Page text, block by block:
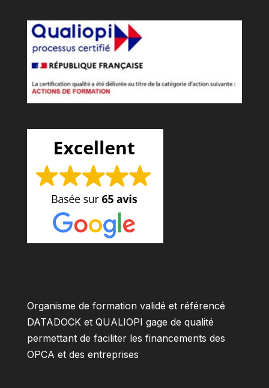
Organisme de formation validé et référencé
DATADOCK et QUALIOPI gage de qualité
permettant de faciliter les financements des
OPCA et des entreprises